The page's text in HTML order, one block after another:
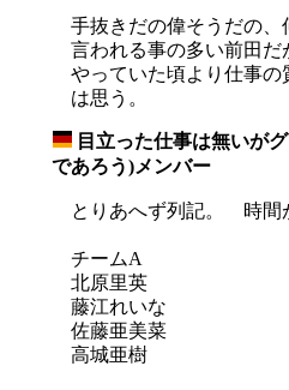
手抜きだの偉そうだの、
言われる事の多い前田だ
やっていた頃より仕事の
は思う。
目立った仕事は無いが
であろう)メンバー
とりあへず列記。 時間
チームA
北原里英
藤江れいな
佐藤亜美菜
高城亜樹